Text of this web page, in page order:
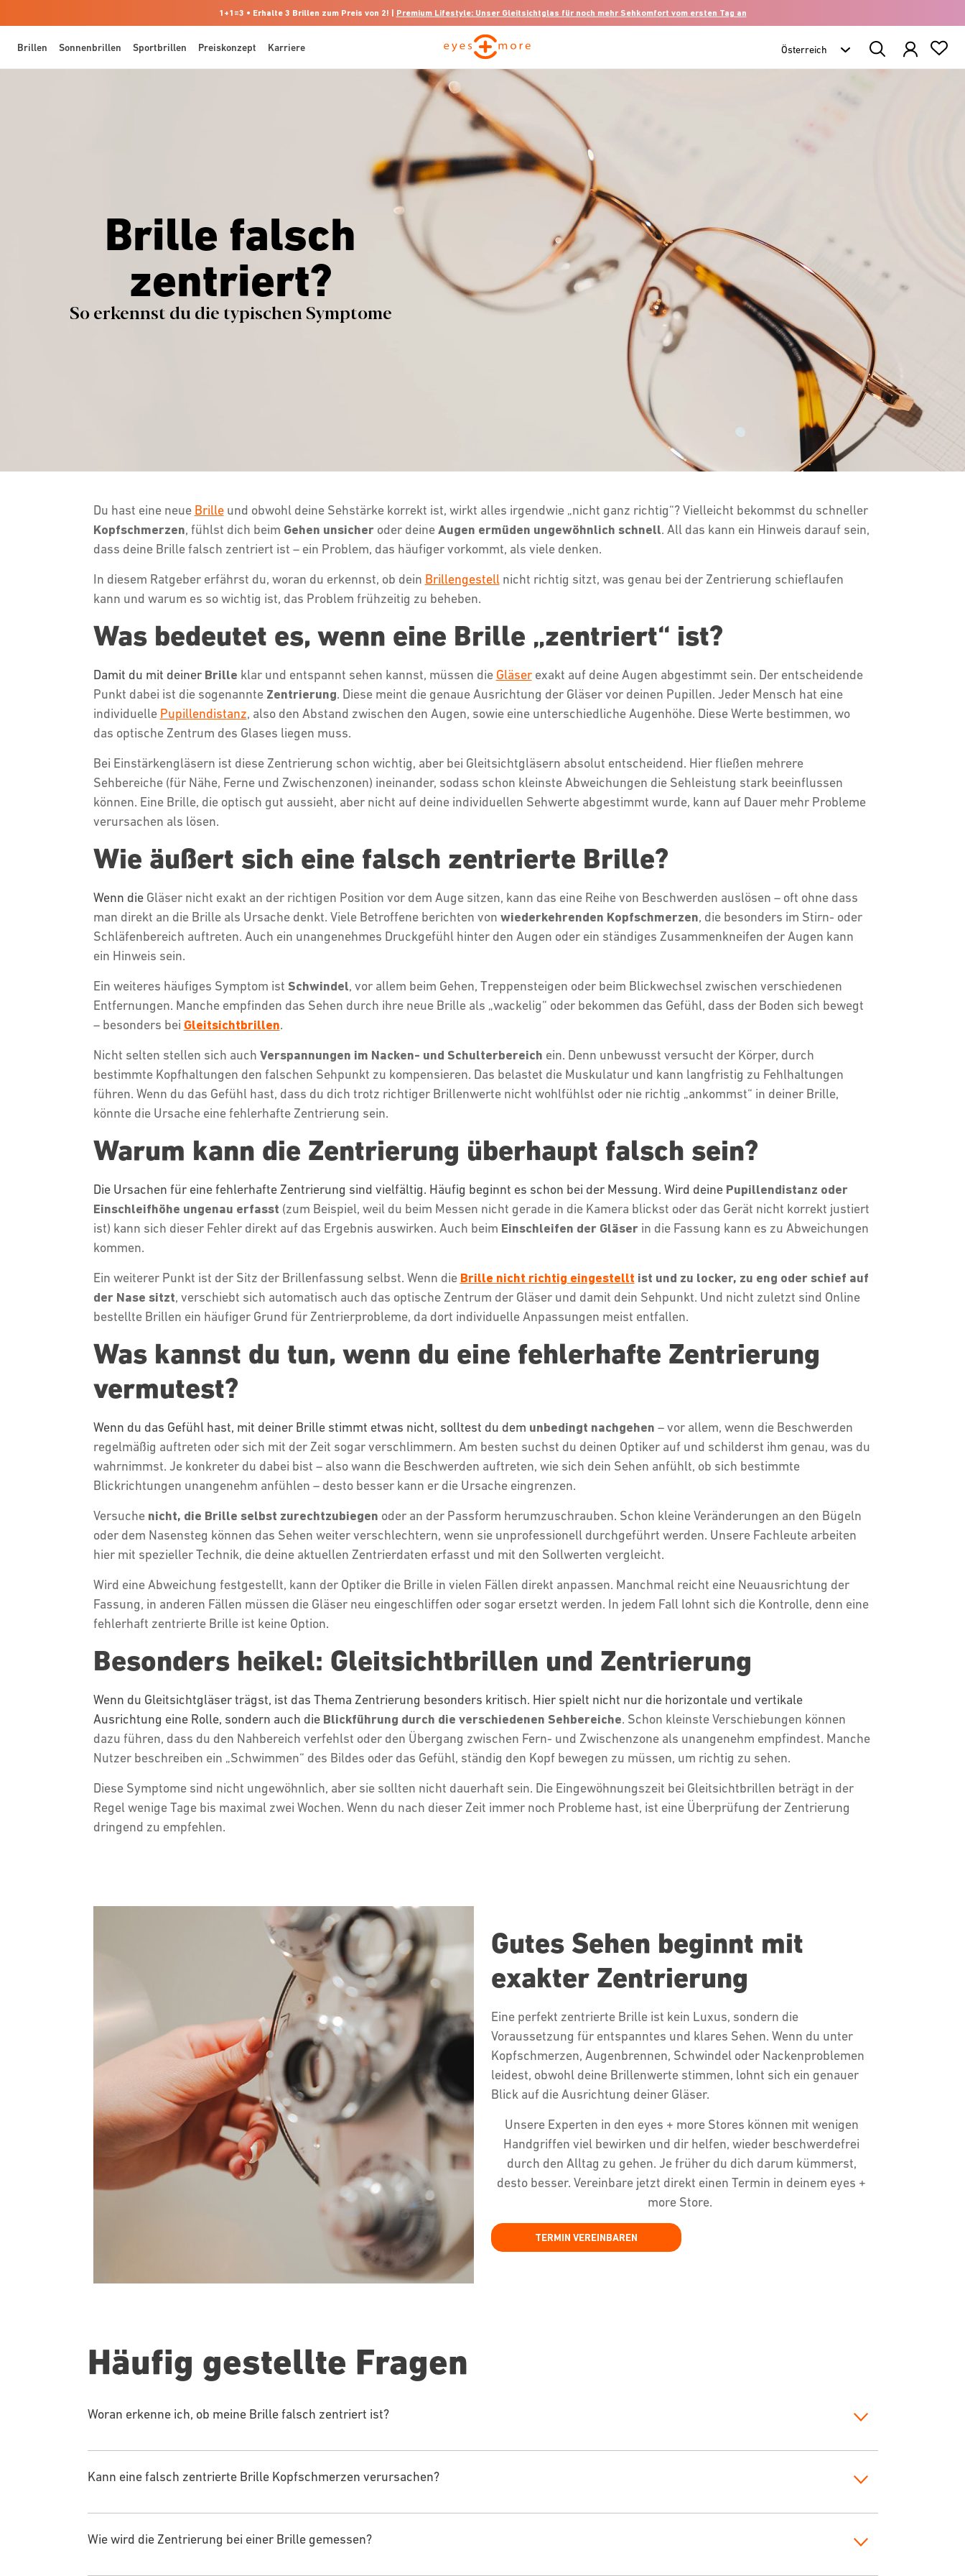
1+1=3 • Erhalte 3 Brillen zum Preis von 2! | Premium Lifestyle: Unser Gleitsichtglas für noch mehr Sehkomfort vom ersten Tag an
Brillen Sonnenbrillen Sportbrillen Preiskonzept Karriere
Search
Products
Brille falsch
zentriert?
So erkennst du die typischen Symptome
Du hast eine neue Brilleund obwohl deine Sehstärke korrekt ist, wirkt alles irgendwie „nicht ganz richtig“? Vielleicht bekommst du schneller
Kopfschmerzen, fühlst dich beim Gehen unsicheroder deineAugen ermüden ungewöhnlich schnell. All das kann ein Hinweis darauf sein,
dass deine Brille falsch zentriert ist – ein Problem, das häufiger vorkommt, als viele denken.
In diesem Ratgeber erfährst du, woran du erkennst, ob dein Brillengestellnicht richtig sitzt, was genau bei der Zentrierung schieflaufen
kann und warum es so wichtig ist, das Problem frühzeitig zu beheben.
Was bedeutet es, wenn eine Brille „zentriert“ ist?
Damit du mit deiner Brille klar und entspannt sehen kannst, müssen die Gläserexakt auf deine Augen abgestimmt sein. Der entscheidende
Punkt dabei ist die sogenannte Zentrierung. Diese meint die genaue Ausrichtung der Gläser vor deinen Pupillen. Jeder Mensch hat eine
individuelle Pupillendistanz, also den Abstand zwischen den Augen, sowie eine unterschiedliche Augenhöhe. Diese Werte bestimmen, wo
das optische Zentrum des Glases liegen muss.
Bei Einstärkengläsern ist diese Zentrierung schon wichtig, aber bei Gleitsichtgläsern absolut entscheidend. Hier fließen mehrere
Sehbereiche (für Nähe, Ferne und Zwischenzonen) ineinander, sodass schon kleinste Abweichungen die Sehleistung stark beeinflussen
können. Eine Brille, die optisch gut aussieht, aber nicht auf deine individuellen Sehwerte abgestimmt wurde, kann auf Dauer mehr Probleme
verursachen als lösen.
Wie äußert sich eine falsch zentrierte Brille?
Wenn die Gläser nicht exakt an der richtigen Position vor dem Auge sitzen, kann das eine Reihe von Beschwerden auslösen – oft ohne dass
man direkt an die Brille als Ursache denkt. Viele Betroffene berichten von wiederkehrenden Kopfschmerzen, die besonders im Stirn- oder
Schläfenbereich auftreten. Auch ein unangenehmes Druckgefühl hinter den Augen oder ein ständiges Zusammenkneifen der Augen kann
ein Hinweis sein.
Ein weiteres häufiges Symptom ist Schwindel, vor allem beim Gehen, Treppensteigen oder beim Blickwechsel zwischen verschiedenen
Entfernungen. Manche empfinden das Sehen durch ihre neue Brille als „wackelig“ oder bekommen das Gefühl, dass der Boden sich bewegt
– besonders bei Gleitsichtbrillen.
Nicht selten stellen sich auch Verspannungen im Nacken- und Schulterbereich ein. Denn unbewusst versucht der Körper, durch
bestimmte Kopfhaltungen den falschen Sehpunkt zu kompensieren. Das belastet die Muskulatur und kann langfristig zu Fehlhaltungen
führen. Wenn du das Gefühl hast, dass du dich trotz richtiger Brillenwerte nicht wohlfühlst oder nie richtig „ankommst“ in deiner Brille,
könnte die Ursache eine fehlerhafte Zentrierung sein.
Warum kann die Zentrierung überhaupt falsch sein?
Die Ursachen für eine fehlerhafte Zentrierung sind vielfältig. Häufig beginnt es schon bei der Messung. Wird deine Pupillendistanz oder
Einschleifhöhe ungenau erfasst (zum Beispiel, weil du beim Messen nicht gerade in die Kamera blickst oder das Gerät nicht korrekt justiert
ist) kann sich dieser Fehler direkt auf das Ergebnis auswirken. Auch beim Einschleifen der Gläserin die Fassung kann es zu Abweichungen
kommen.
Ein weiterer Punkt ist der Sitz der Brillenfassung selbst. Wenn die Brille nicht richtig eingestellt ist und zu locker, zu eng oder schief auf
der Nase sitzt, verschiebt sich automatisch auch das optische Zentrum der Gläser und damit dein Sehpunkt. Und nicht zuletzt sind Online
bestellte Brillen ein häufiger Grund für Zentrierprobleme, da dort individuelle Anpassungen meist entfallen.
Was kannst du tun, wenn du eine fehlerhafte Zentrierung
vermutest?
Wenn du das Gefühl hast, mit deiner Brille stimmt etwas nicht, solltest du dem unbedingt nachgehen – vor allem, wenn die Beschwerden
regelmäßig auftreten oder sich mit der Zeit sogar verschlimmern. Am besten suchst du deinen Optiker auf und schilderst ihm genau, was du
wahrnimmst. Je konkreter du dabei bist – also wann die Beschwerden auftreten, wie sich dein Sehen anfühlt, ob sich bestimmte
Blickrichtungen unangenehm anfühlen – desto besser kann er die Ursache eingrenzen.
Versuche nicht, die Brille selbst zurechtzubiegen oder an der Passform herumzuschrauben. Schon kleine Veränderungen an den Bügeln
oder dem Nasensteg können das Sehen weiter verschlechtern, wenn sie unprofessionell durchgeführt werden. Unsere Fachleute arbeiten
hier mit spezieller Technik, die deine aktuellen Zentrierdaten erfasst und mit den Sollwerten vergleicht.
Wird eine Abweichung festgestellt, kann der Optiker die Brille in vielen Fällen direkt anpassen. Manchmal reicht eine Neuausrichtung der
Fassung, in anderen Fällen müssen die Gläser neu eingeschliffen oder sogar ersetzt werden. In jedem Fall lohnt sich die Kontrolle, denn eine
fehlerhaft zentrierte Brille ist keine Option.
Besonders heikel: Gleitsichtbrillen und Zentrierung
Wenn du Gleitsichtgläser trägst, ist das Thema Zentrierung besonders kritisch. Hier spielt nicht nur die horizontale und vertikale
Ausrichtung eine Rolle, sondern auch die Blickführung durch die verschiedenen Sehbereiche. Schon kleinste Verschiebungen können
dazu führen, dass du den Nahbereich verfehlst oder den Übergang zwischen Fern- und Zwischenzone als unangenehm empfindest. Manche
Nutzer beschreiben ein „Schwimmen“ des Bildes oder das Gefühl, ständig den Kopf bewegen zu müssen, um richtig zu sehen.
Diese Symptome sind nicht ungewöhnlich, aber sie sollten nicht dauerhaft sein. Die Eingewöhnungszeit bei Gleitsichtbrillen beträgt in der
Regel wenige Tage bis maximal zwei Wochen. Wenn du nach dieser Zeit immer noch Probleme hast, ist eine Überprüfung der Zentrierung
dringend zu empfehlen.
Gutes Sehen beginnt mit
exakter Zentrierung
Eine perfekt zentrierte Brille ist kein Luxus, sondern die
Voraussetzung für entspanntes und klares Sehen. Wenn du unter
Kopfschmerzen, Augenbrennen, Schwindel oder Nackenproblemen
leidest, obwohl deine Brillenwerte stimmen, lohnt sich ein genauer
Blick auf die Ausrichtung deiner Gläser.
Unsere Experten in den eyes + more Stores können mit wenigen
Handgriffen viel bewirken und dir helfen, wieder beschwerdefrei
durch den Alltag zu gehen. Je früher du dich darum kümmerst,
desto besser. Vereinbare jetzt direkt einen Termin in deinem eyes +
more Store.
TERMIN VEREINBAREN
Häufig gestellte Fragen
Woran erkenne ich, ob meine Brille falsch zentriert ist?
Kann eine falsch zentrierte Brille Kopfschmerzen verursachen?
Wie wird die Zentrierung bei einer Brille gemessen?